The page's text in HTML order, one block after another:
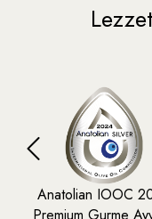
Anatolian IOOC